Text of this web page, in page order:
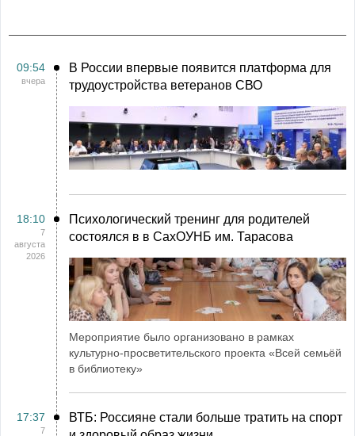
09:54
вчера
В России впервые появится платформа для
трудоустройства ветеранов СВО
18:10
7
августа
2026
Психологический тренинг для родителей
состоялся в в СахОУНБ им. Тарасова
Мероприятие было организовано в рамках
культурно-просветительского проекта «Всей семьёй
в библиотеку»
17:37
7
ВТБ: Россияне стали больше тратить на спорт